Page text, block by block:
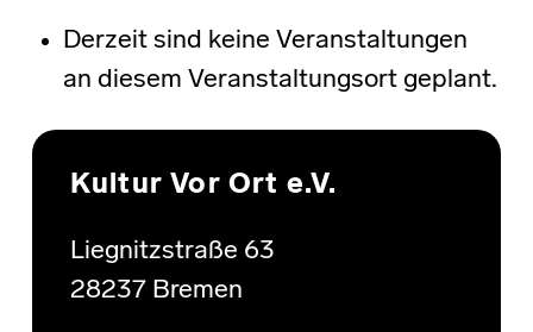
Derzeit sind keine Veranstaltungen
an diesem Veranstaltungsort geplant.
Skip back to main navigation
Kultur Vor Ort e.V.
Liegnitzstraße 63
28237 Bremen